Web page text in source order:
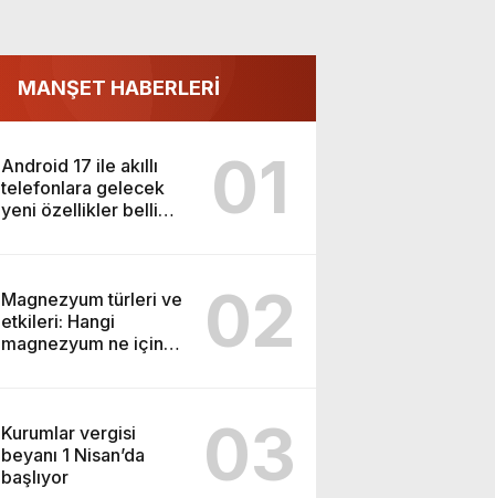
MANŞET HABERLERİ
Android 17 ile akıllı
telefonlara gelecek
yeni özellikler belli
01
Magnezyum türleri ve
etkileri: Hangi
magnezyum ne için
02
Kurumlar vergisi
beyanı 1 Nisan’da
başlıyor
03